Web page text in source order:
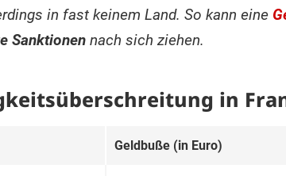
in fast keinem Land. So kann eine
Sanktionen nach sich ziehen.
in
Geldbuße (in Euro)